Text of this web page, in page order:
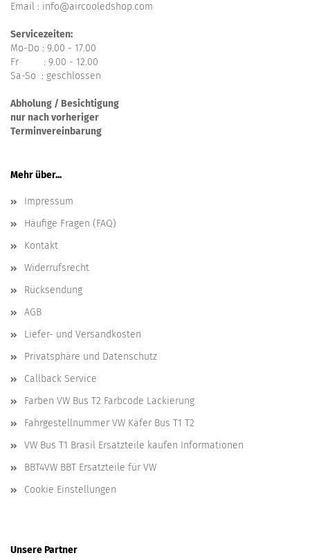
Email : info@aircooledshop.com
Servicezeiten:
Mo-Do : 9.00 - 17.00
Fr : 9.00 - 12.00
Sa-So : geschlossen
Abholung / Besichtigung
nur nach vorheriger
Terminvereinbarung
Mehr über...
Impressum
Häufige Fragen (FAQ)
Kontakt
Widerrufsrecht
Rücksendung
AGB
Liefer- und Versandkosten
Privatsphäre und Datenschutz
Callback Service
Farben VW Bus T2 Farbcode Lackierung
Fahrgestellnummer VW Käfer Bus T1 T2
VW Bus T1 Brasil Ersatzteile kaufen Informationen
BBT4VW BBT Ersatzteile für VW
Cookie Einstellungen
Unsere Partner